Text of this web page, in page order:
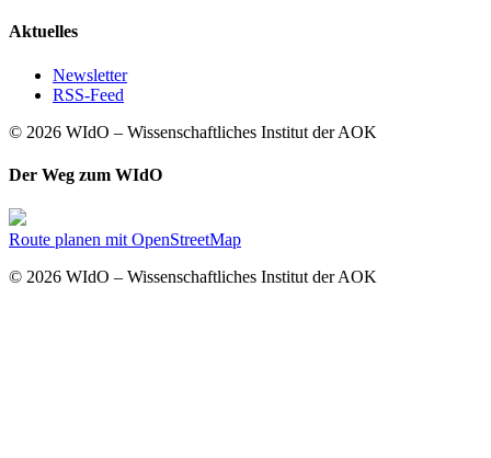
Aktuelles
Newsletter
RSS-Feed
© 2026 WIdO – Wissenschaftliches Institut der AOK
Der Weg zum WIdO
Route planen mit OpenStreetMap
© 2026 WIdO – Wissenschaftliches Institut der AOK